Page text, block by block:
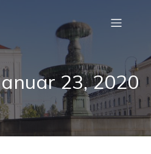
23, 2020